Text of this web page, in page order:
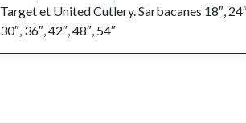
Target et United Cutlery. Sarbacanes 18″,
30″, 36″, 42″, 48″, 54″